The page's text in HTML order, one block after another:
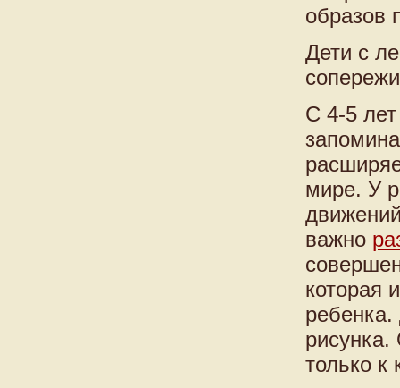
образов
Дети с
С 4-5
мире. У
важно
которая
ребенка.
рисунка.
только к